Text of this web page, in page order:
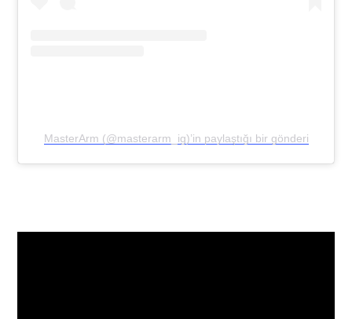
MasterArm (@masterarm_ig)’in paylaştığı bir gönderi